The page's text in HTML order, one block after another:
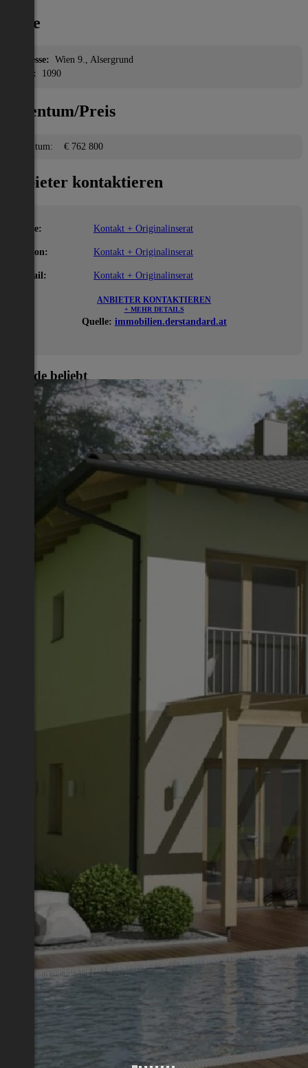
Lage
Adresse: Wien 9., Alsergrund
PLZ:
1090
Eigentum/Preis
Eigentum: € 762 800
Anbieter kontaktieren
Name: Kontakt + Originalinserat
Telefon: Kontakt + Originalinserat
E-Mail: Kontakt + Originalinserat
ANBIETER KONTAKTIEREN
+ MEHR DETAILS
Quelle: immobilien.derstandard.at
Gerade beliebt